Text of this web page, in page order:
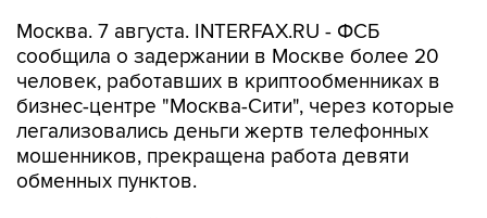
человек, работавших в криптообменниках в
бизнес-центре "Москва-Сити", через которые
легализовались деньги жертв телефонных
мошенников, прекращена работа девяти
обменных пунктов.
"Во взаимодействии с МВД России пресечена